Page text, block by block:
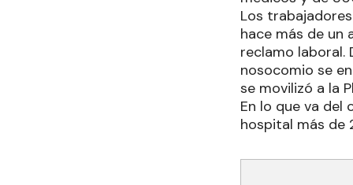
Los
hace más de un
reclamo laboral.
nosocomio se
se movilizó a la
En lo que va del
hospital más de